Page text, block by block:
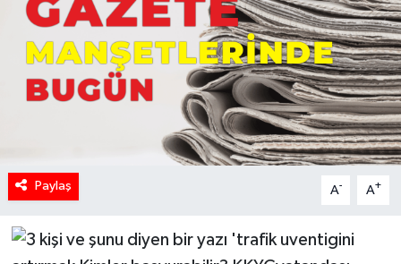
Paylaş A- A+